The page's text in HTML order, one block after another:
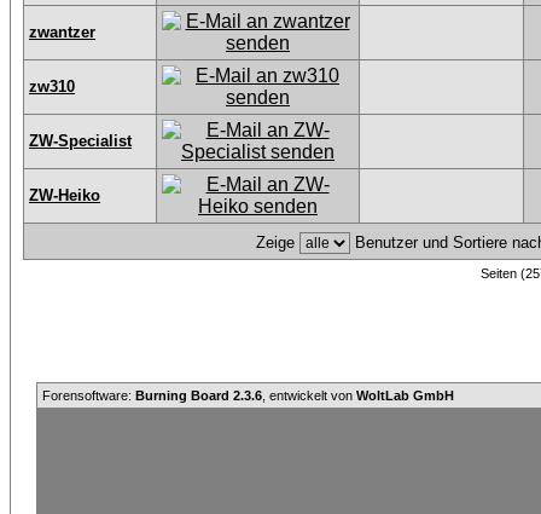
zwantzer
zw310
ZW-Specialist
ZW-Heiko
Zeige Benutzer und Sortiere
Seiten
Forensoftware: Burning Board 2.3.6 , entwickelt von WoltLab GmbH